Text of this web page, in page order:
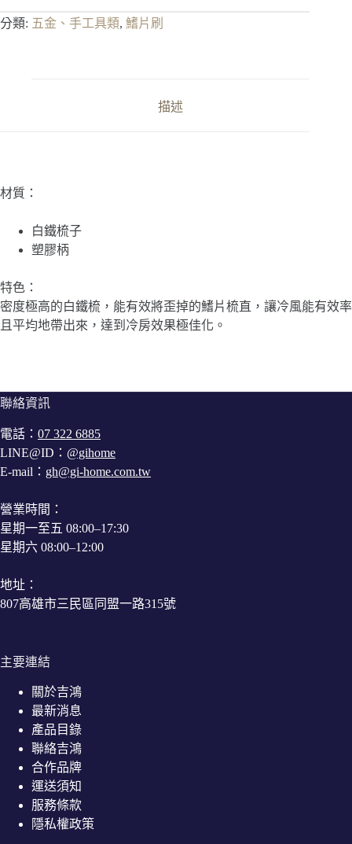
分類: 五金、手工具類, 鰭片刷
描述
材質：
白鐵梳子
塑膠柄
特色：
密度極高的白鐵梳，能有效將歪掉的鰭片梳直，讓冷風能有效率
且平均地帶出來，達到冷房效果極佳化。
聯絡資訊
電話： 07 322 6885
LINE@ID： @gihome
E-mail： gh@gi-home.com.tw
營業時間：
星期一至五 08:00–17:30
星期六 08:00–12:00
地址：
807高雄市三民區同盟一路315號
主要連結
關於吉鴻
最新消息
產品目錄
聯絡吉鴻
合作品牌
運送須知
服務條款
隱私權政策